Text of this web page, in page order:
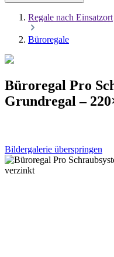
Regale nach Einsatzort
Büroregale
Büroregal Pro
Grundregal –
Bildergalerie überspringen